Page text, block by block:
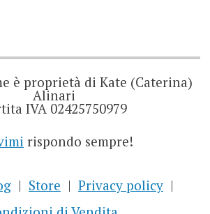
è proprietà di Kate (Caterina)
Alinari
IVA 02425750979
rispondo sempre!
Store
Privacy policy